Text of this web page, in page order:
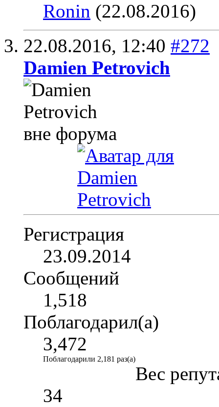
Ronin (22.08.2016)
22.08.2016, 12:40 #272
Damien Petrovich
Регистрация
23.09.2014
Сообщений
1,518
Поблагодарил(а)
3,472
Поблагодарили 2,181 раз(а)
Вес
34